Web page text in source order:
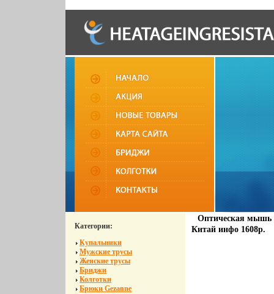
Категории:
Купальники
Мужские трусы
Женские трусы
Бриджи
Колготки
Брюки Gezanne
Оптическая мышь
Китай инфо 1608p.